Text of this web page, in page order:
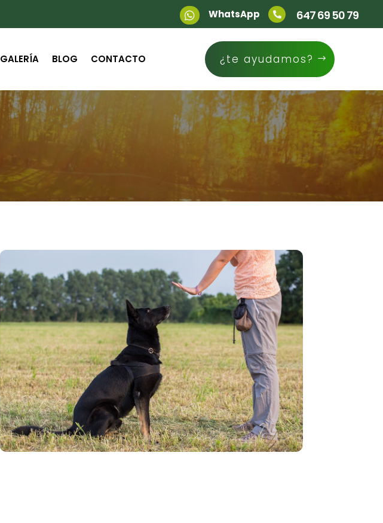
 647 69 50 79
 WhatsApp
GALERÍA BLOG CONTACTO ¿te ayudamos?